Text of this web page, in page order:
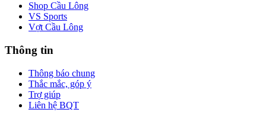
Shop Cầu Lông
VS Sports
Vợt Cầu Lông
Thông tin
Thông báo chung
Thắc mắc, góp ý
Trợ giúp
Liên hệ BQT